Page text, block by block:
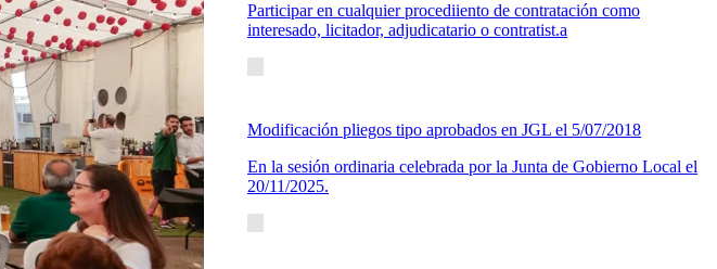
Participar en cualquier procediiento de contratación como
interesado, licitador, adjudicatario o contratist.a
Modificación pliegos tipo aprobados en JGL el 5/07/2018
En la sesión ordinaria celebrada por la Junta de Gobierno Local el
20/11/2025.